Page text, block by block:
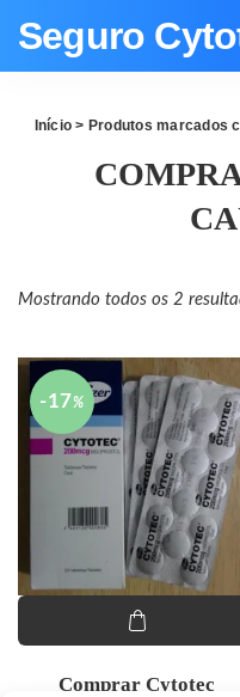
Seguro
Início > Produtos marcados
Mostrando todos os 2
-17%
Comprar Cytotec